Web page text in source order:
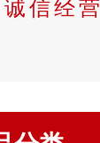
信经营